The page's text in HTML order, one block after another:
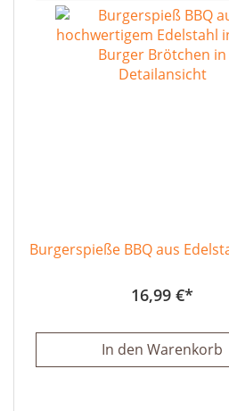
Burgerspieße BBQ aus
16,99 €
In den Warenkorb